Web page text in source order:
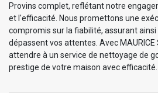
Provins complet, reflétant notre
et l'efficacité. Nous promettons une
compromis sur la fiabilité, assurant
dépassent vos attentes. Avec MAURICE
attendre à un service de nettoyage de
prestige de votre maison avec efficacité.